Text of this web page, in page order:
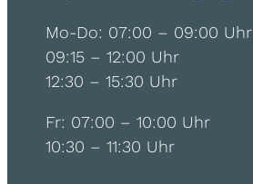
Mo-Do: 07:00 – 09:00 Uhr
09:15 – 12:00 Uhr
12:30 – 15:30 Uhr
Fr: 07:00 – 10:00 Uhr
10:30 – 11:30 Uhr